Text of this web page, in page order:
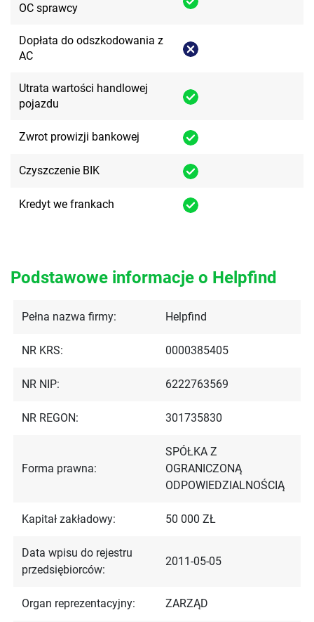
OC sprawcy
Dopłata do odszkodowania z
AC
Utrata wartości handlowej
pojazdu
Zwrot prowizji bankowej
Czyszczenie BIK
Kredyt we frankach
Podstawowe informacje o Helpfind
Pełna nazwa firmy: Helpfind
NR KRS: 0000385405
NR NIP: 6222763569
NR REGON: 301735830
Forma prawna:
SPÓŁKA Z
OGRANICZONĄ
ODPOWIEDZIALNOŚCIĄ
Kapitał zakładowy: 50 000 ZŁ
Data wpisu do rejestru
przedsiębiorców:
2011-05-05
Organ reprezentacyjny: ZARZĄD